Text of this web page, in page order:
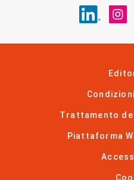
Trattamento
Piattaforma